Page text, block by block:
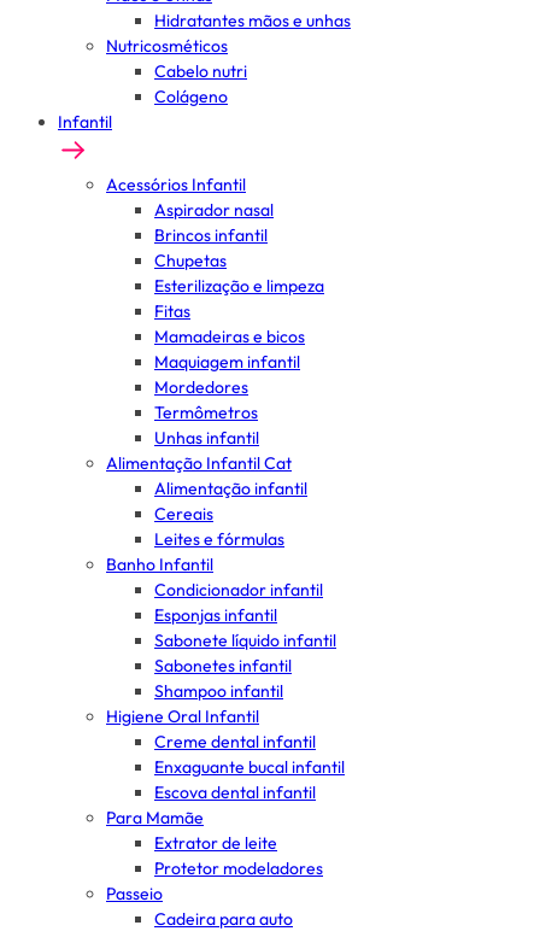
Hidratantes mãos e unhas
Nutricosméticos
Cabelo nutri
Colágeno
Infantil
Acessórios Infantil
Aspirador nasal
Brincos infantil
Chupetas
Esterilização e limpeza
Fitas
Mamadeiras e bicos
Maquiagem infantil
Mordedores
Termômetros
Unhas infantil
Alimentação Infantil Cat
Alimentação infantil
Cereais
Leites e fórmulas
Banho Infantil
Condicionador infantil
Esponjas infantil
Sabonete líquido infantil
Sabonetes infantil
Shampoo infantil
Higiene Oral Infantil
Creme dental infantil
Enxaguante bucal infantil
Escova dental infantil
Para Mamãe
Extrator de leite
Protetor modeladores
Passeio
Cadeira para auto